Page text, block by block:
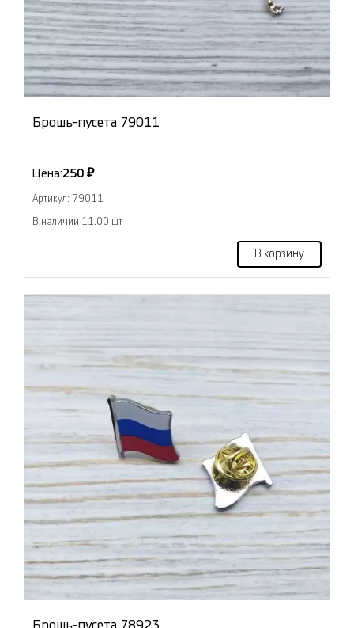
Брошь-пусета 79011
Цена:250 ₽
Артикул: 79011
В наличии 11.00 шт
В корзину